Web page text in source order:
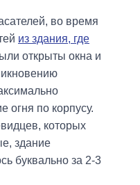
во время
из здания, где
открыты окна и
огня по корпусу.
которых
здание
буквально за 2-3